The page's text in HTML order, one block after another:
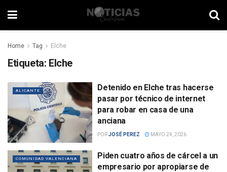
Home Tag Elche
Etiqueta: Elche
ALICANTE
Detenido en Elche tras hacerse
pasar por técnico de internet
para robar en casa de una
anciana
PORJOSÉ PEREZ MAYO 24, 2026
COMUNIDAD VALENCIANA
Piden cuatro años de cárcel a un
empresario por apropiarse de